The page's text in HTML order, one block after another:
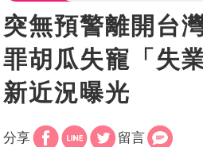
突無預警離開台
罪胡瓜失寵「失
新近況曝光
分享 留言